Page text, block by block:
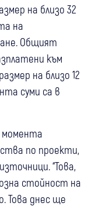
на близо 32
на
Общият
към
на близо 12
суми са в
момента
по проекти,
“Това,
стойност на
Това днес ще